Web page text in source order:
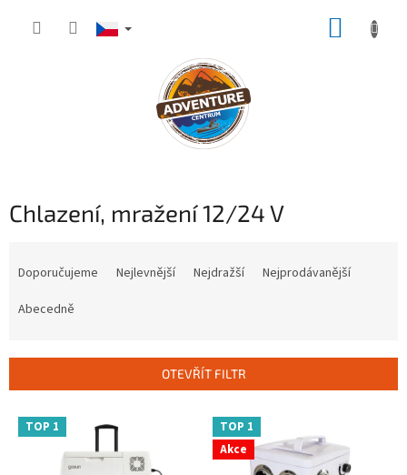
Chlazení, mražení 12/24 V
r
Doporučujeme Nejlevnější Nejdražší
Nejprodávanější
Abecedně
OTEVŘÍT FILTR
V TOP 1
TOP 1
Akce